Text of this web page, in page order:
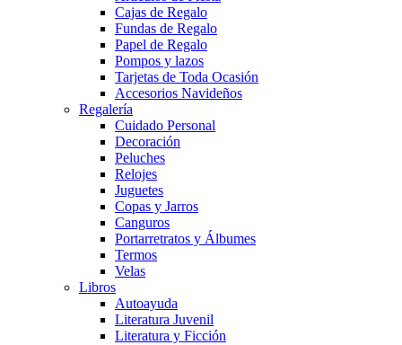
Cajas de Regalo
Fundas de Regalo
Papel de Regalo
Pompos y lazos
Tarjetas de Toda Ocasión
Accesorios Navideños
Regalería
Cuidado Personal
Decoración
Peluches
Relojes
Juguetes
Copas y Jarros
Canguros
Portarretratos y Álbumes
Termos
Velas
Libros
Autoayuda
Literatura Juvenil
Literatura y Ficción